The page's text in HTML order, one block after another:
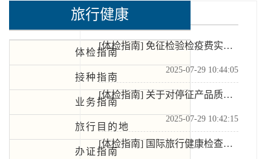
旅行健康
体检指南
接种指南
业务指南
旅行目的地
办证指南
体检指南
[体检指南] 免征检验检疫费实施细则
2025-07-29 10:44:05
[体检指南] 关于对停征产品质量监督检验费和出入境检验检疫费等有关事宜补充说明的函
2025-07-29 10:42:15
[体检指南] 国际旅行健康检查证明书办事指南